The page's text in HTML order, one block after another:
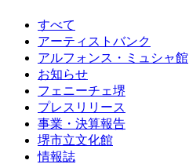
すべて
アーティストバンク
アルフォンス・ミュシャ館
お知らせ
フェニーチェ堺
プレスリリース
事業・決算報告
堺市立文化館
情報誌